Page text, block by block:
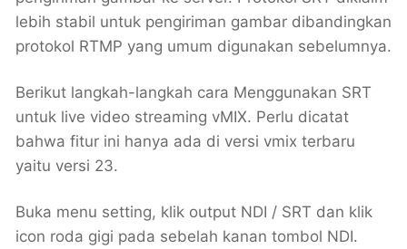
lebih stabil untuk pengiriman gambar dibandingkan
protokol RTMP yang umum digunakan sebelumnya.
Berikut langkah-langkah cara Menggunakan SRT
untuk live video streaming vMIX. Perlu dicatat
bahwa fitur ini hanya ada di versi vmix terbaru
yaitu versi 23.
Buka menu setting, klik output NDI / SRT dan klik
icon roda gigi pada sebelah kanan tombol NDI.